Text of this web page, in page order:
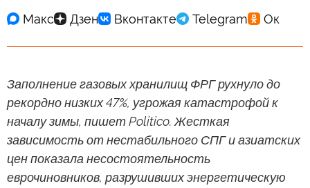
Заполнение газовых хранилищ ФРГ рухнуло до
рекордно низких 47%, угрожая катастрофой к
началу зимы, пишет Politico. Жесткая
зависимость от нестабильного СПГ и азиатских
цен показала несостоятельность
еврочиновников, разрушивших энергетическую